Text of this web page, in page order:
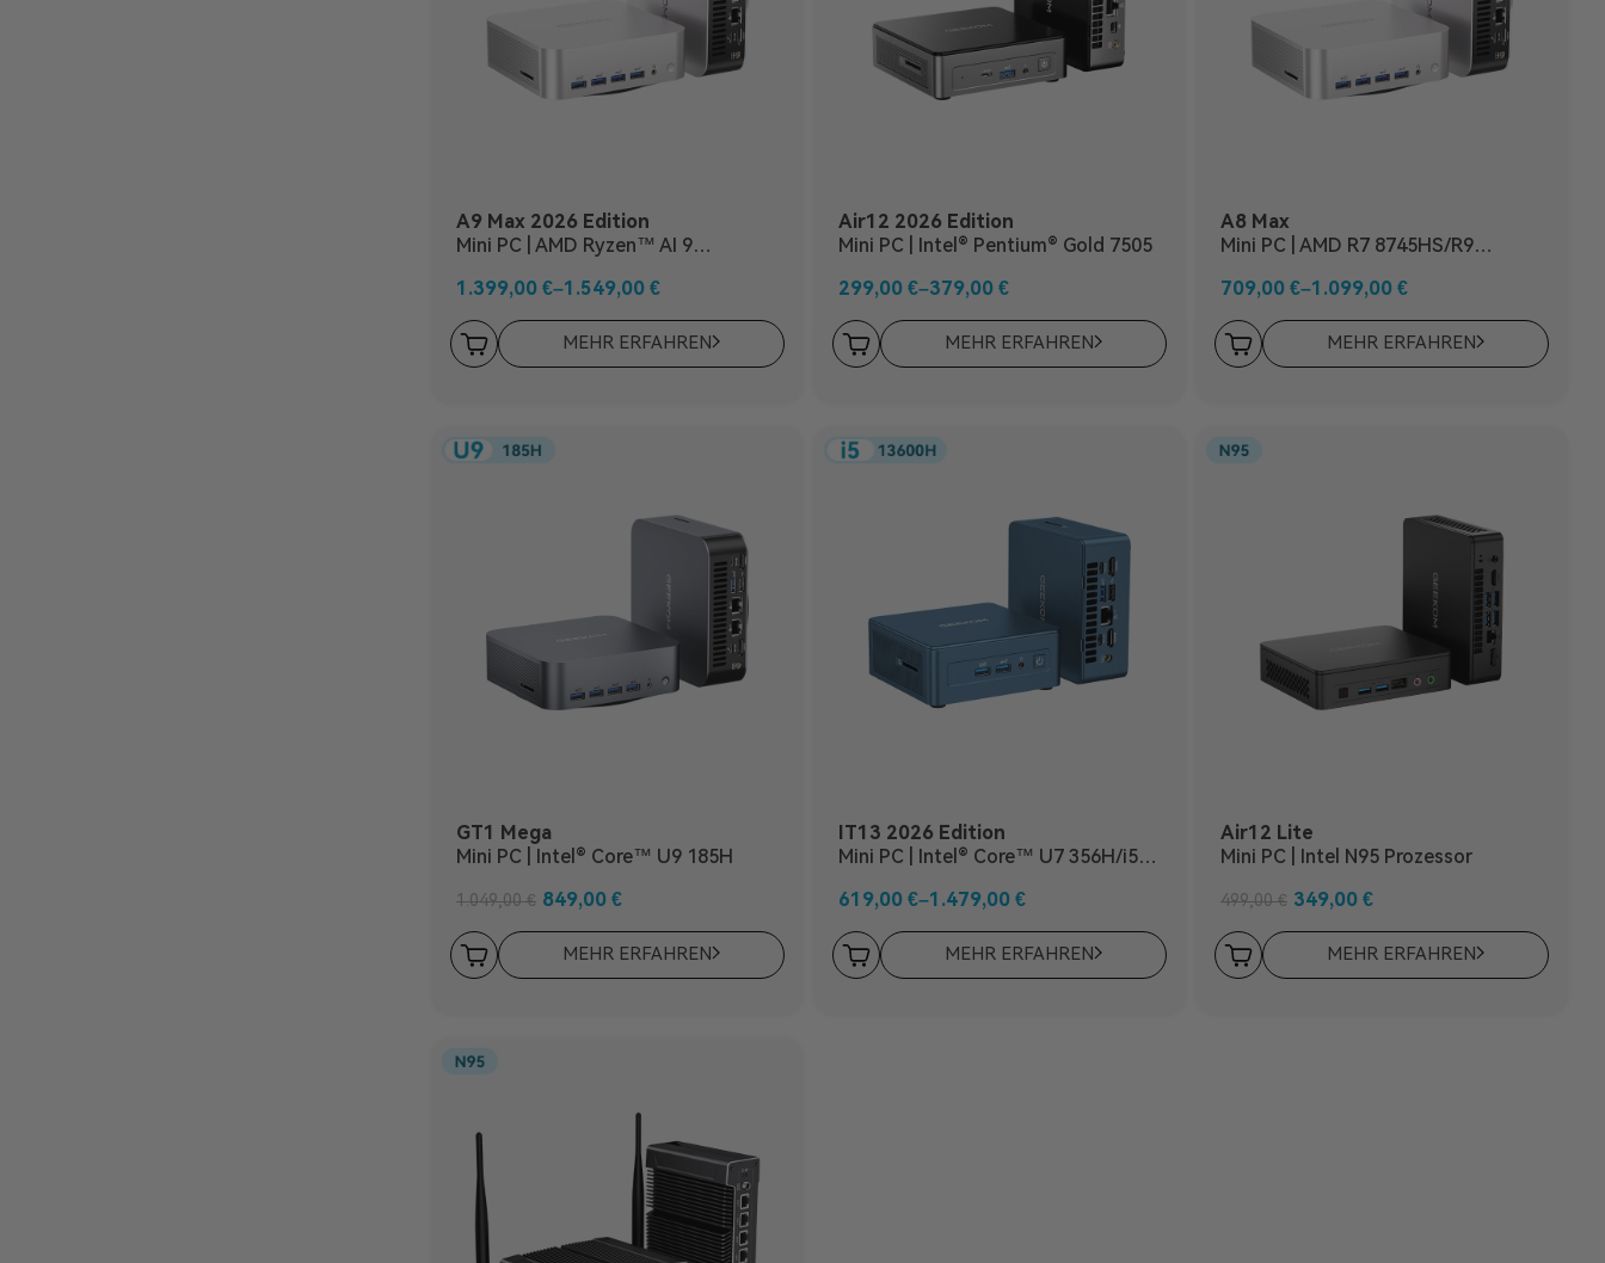
A9 Max 2026 Edition
Mini PC | AMD Ryzen™ AI 9
1.399,00 €–1.549,00 €
MEHR ERFAHREN
Air12 2026 Edition
Mini PC | Intel® Pentium® Gold 7505
299,00 €–379,00 €
MEHR ERFAHREN
A8 Max
Mini PC | AMD R7 8745HS/R9
709,00 €–1.099,00 €
MEHR ERFAHREN
GT1 Mega
Mini PC | Intel® Core™ U9 185H
1.049,00€ 849,00 €
MEHR ERFAHREN
IT13 2026 Edition
Mini PC | Intel® Core™ U7 356H/i5
619,00 €–1.479,00 €
MEHR ERFAHREN
Air12 Lite
Mini PC | Intel N95 Prozessor
499,00€ 349,00 €
MEHR ERFAHREN